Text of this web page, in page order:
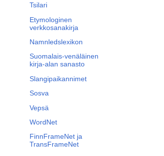
Tsilari
Etymologinen
verkkosanakirja
Namnledslexikon
Suomalais-venäläinen
kirja-alan sanasto
Slangipaikannimet
Sosva
Vepsä
WordNet
FinnFrameNet ja
TransFrameNet